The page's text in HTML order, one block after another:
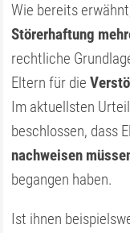
Wie bereits
Störerhaftung
rechtliche
Eltern für die
Im aktuellsten
beschlossen, dass
nachweisen
begangen haben.
Ist ihnen